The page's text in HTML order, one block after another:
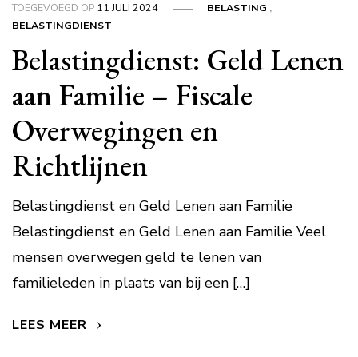
TOEGEVOEGD OP 11 JULI 2024 BELASTING ,
BELASTINGDIENST
Belastingdienst: Geld Lenen
aan Familie – Fiscale
Overwegingen en
Richtlijnen
Belastingdienst en Geld Lenen aan Familie
Belastingdienst en Geld Lenen aan Familie Veel
mensen overwegen geld te lenen van
familieleden in plaats van bij een […]
LEES MEER